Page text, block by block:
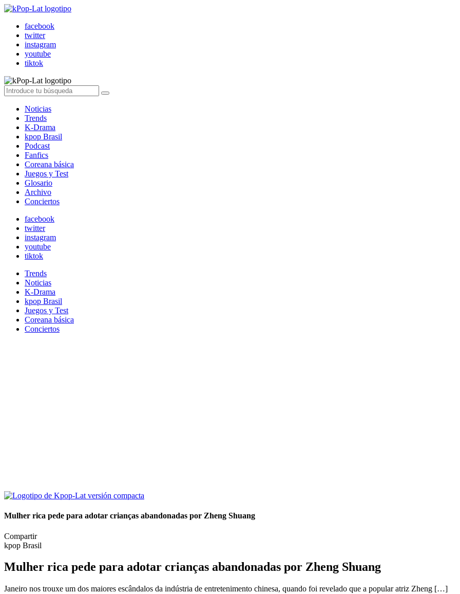
facebook
twitter
instagram
youtube
tiktok
Noticias
Trends
K-Drama
kpop Brasil
Podcast
Fanfics
Coreana básica
Juegos y Test
Glosario
Archivo
Conciertos
facebook
twitter
instagram
youtube
tiktok
Trends
Noticias
K-Drama
kpop Brasil
Juegos y Test
Coreana básica
Conciertos
Mulher rica pede para adotar crianças abandonadas por Zheng Shuang
Compartir
kpop Brasil
Mulher rica pede para adotar crianças abandonadas por Zheng Shuang
Janeiro nos trouxe um dos maiores escândalos da indústria de entretenimento chinesa, quando foi revelado que a popular atriz Zheng […]